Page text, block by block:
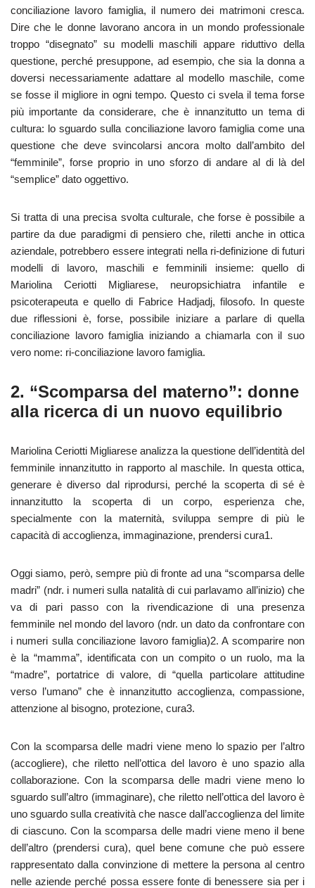
conciliazione lavoro famiglia, il numero dei matrimoni cresca.
Dire che le donne lavorano ancora in un mondo professionale
troppo “disegnato” su modelli maschili appare riduttivo della
questione, perché presuppone, ad esempio, che sia la donna a
doversi necessariamente adattare al modello maschile, come
se fosse il migliore in ogni tempo. Questo ci svela il tema forse
più importante da considerare, che è innanzitutto un tema di
cultura: lo sguardo sulla conciliazione lavoro famiglia come una
questione che deve svincolarsi ancora molto dall’ambito del
“femminile”, forse proprio in uno sforzo di andare al di là del
“semplice” dato oggettivo.
Si tratta di una precisa svolta culturale, che forse è possibile a
partire da due paradigmi di pensiero che, riletti anche in ottica
aziendale, potrebbero essere integrati nella ri-definizione di futuri
modelli di lavoro, maschili e femminili insieme: quello di
Mariolina Ceriotti Migliarese, neuropsichiatra infantile e
psicoterapeuta e quello di Fabrice Hadjadj, filosofo. In queste
due riflessioni è, forse, possibile iniziare a parlare di quella
conciliazione lavoro famiglia iniziando a chiamarla con il suo
vero nome: ri-conciliazione lavoro famiglia.
2. “Scomparsa del materno”: donne
alla ricerca di un nuovo equilibrio
Mariolina Ceriotti Migliarese analizza la questione dell’identità del
femminile innanzitutto in rapporto al maschile. In questa ottica,
generare è diverso dal riprodursi, perché la scoperta di sé è
innanzitutto la scoperta di un corpo, esperienza che,
specialmente con la maternità, sviluppa sempre di più le
capacità di accoglienza, immaginazione, prendersi cura1.
Oggi siamo, però, sempre più di fronte ad una “scomparsa delle
madri” (ndr. i numeri sulla natalità di cui parlavamo all’inizio) che
va di pari passo con la rivendicazione di una presenza
femminile nel mondo del lavoro (ndr. un dato da confrontare con
i numeri sulla conciliazione lavoro famiglia)2. A scomparire non
è la “mamma”, identificata con un compito o un ruolo, ma la
“madre”, portatrice di valore, di “quella particolare attitudine
verso l’umano” che è innanzitutto accoglienza, compassione,
attenzione al bisogno, protezione, cura3.
Con la scomparsa delle madri viene meno lo spazio per l’altro
(accogliere), che riletto nell’ottica del lavoro è uno spazio alla
collaborazione. Con la scomparsa delle madri viene meno lo
sguardo sull’altro (immaginare), che riletto nell’ottica del lavoro è
uno sguardo sulla creatività che nasce dall’accoglienza del limite
di ciascuno. Con la scomparsa delle madri viene meno il bene
dell’altro (prendersi cura), quel bene comune che può essere
rappresentato dalla convinzione di mettere la persona al centro
nelle aziende perché possa essere fonte di benessere sia per i